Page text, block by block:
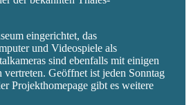
eingerichtet, das
und Videospiele als
sind ebenfalls mit einigen
vertreten. Geöffnet ist jeden Sonntag
Projekthomepage gibt es weitere